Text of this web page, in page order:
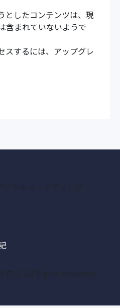
としたコンテンツは、現
含まれていないようで
スするには、アップグレ
ジタルマーケティング
ジ All Rights Reserved.